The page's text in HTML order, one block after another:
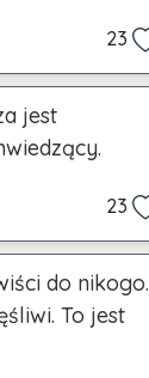
23
jest
23
do nikogo.
To jest